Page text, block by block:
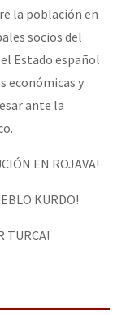
la población en
socios del
Estado español
económicas y
ante la
EN ROJAVA!
KURDO!
TURCA!